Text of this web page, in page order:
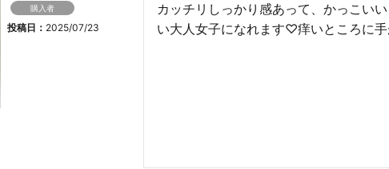
購入者
投稿日 2025/07/23
カッチリしっかり感あって、かっこい
い大人女子になれます♡痒いところに手